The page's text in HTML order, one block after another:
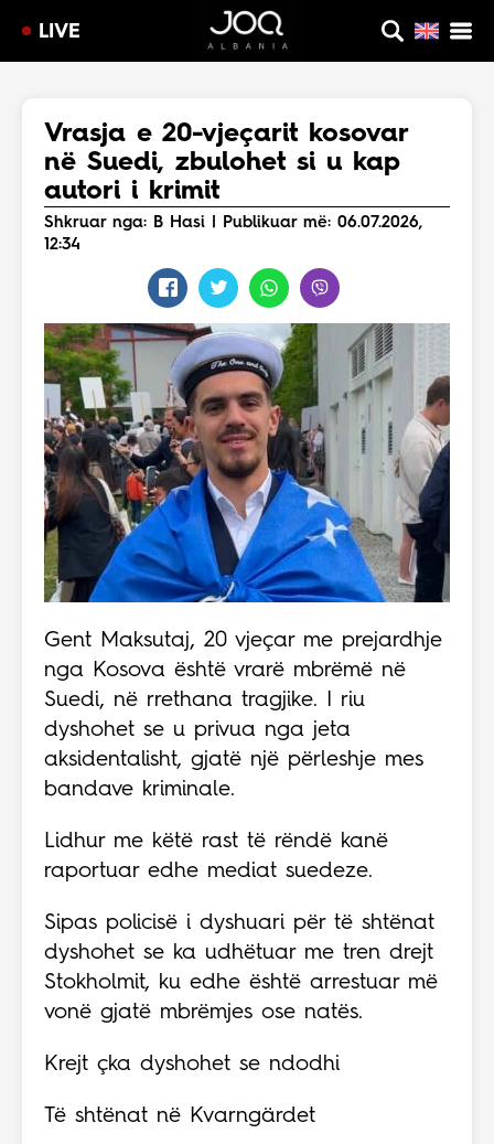
LIVE
Vrasja e 20-vjeçarit kosovar
në Suedi, zbulohet si u kap
autori i krimit
Shkruar nga: B Hasi | Publikuar më: 06.07.2026,
12:34
Gent Maksutaj, 20 vjeçar me prejardhje
nga Kosova është vrarë mbrëmë në
Suedi, në rrethana tragjike. I riu
dyshohet se u privua nga jeta
aksidentalisht, gjatë një përleshje mes
bandave kriminale.
Lidhur me këtë rast të rëndë kanë
raportuar edhe mediat suedeze.
Sipas policisë i dyshuari për të shtënat
dyshohet se ka udhëtuar me tren drejt
Stokholmit, ku edhe është arrestuar më
vonë gjatë mbrëmjes ose natës.
Krejt çka dyshohet se ndodhi
Të shtënat në Kvarngärdet